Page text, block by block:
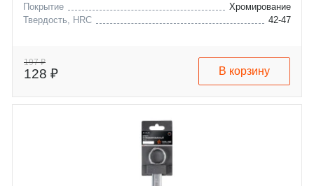
Покрытие
Хромирование
Твердость, HRC
42-47
197 ₽
128 ₽ В корзину